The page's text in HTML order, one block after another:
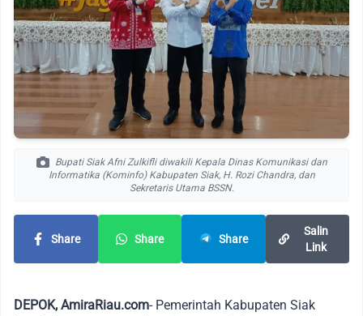
Bupati Siak Afni Zulkifli diwakili Kepala Dinas Komunikasi dan
Informatika (Kominfo) Kabupaten Siak, H. Rozi Chandra, dan
Sekretaris Utama BSSN.
Share Share Share
Salin
Link
DEPOK, AmiraRiau.com- Pemerintah Kabupaten Siak